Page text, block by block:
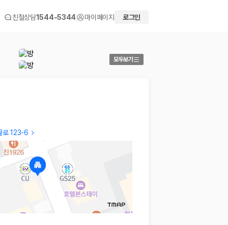
서 비교해 사용자가 자신의 일정과 예산에 맞는 차량을 선택할 수 있도
친절상담1544-5344 마이페이지 로그인
모두보기
로 123-6
Seung Jae
아침 식사도 괜찮았고, 방도 깔끔하게 관리되어서 좋았습니다.
스타일러와 안마 의자도 흡족했네요. 다만 동해시 중심부에
2026.04.04